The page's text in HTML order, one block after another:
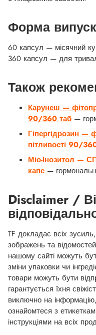
Форма
60 капсул — місячний
360 капсул — для
Також
Карунеш —
90/360 таб —
Гіпергідрозин —
пітливості 90/
Міо-Інозитол —
капс —
Disclaimer /
TF докладає всіх
зображень та
нашому сайті можуть
зміни упаковки чи
товари можуть бути
гарантується їхня
виключно на
ознайомтеся з
інструкціями на всіх